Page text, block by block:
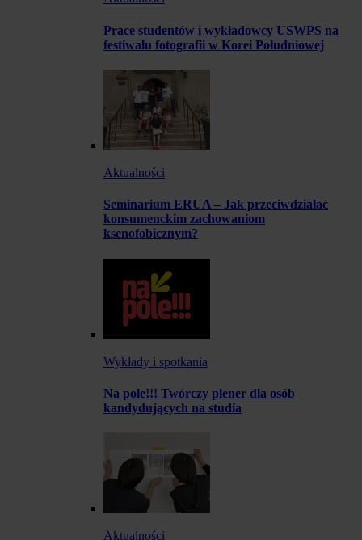
Prace studentów i wykładowcy USWPS na
festiwalu fotografii w Korei Południowej
Aktualności
Seminarium ERUA – Jak przeciwdziałać
konsumenckim zachowaniom
ksenofobicznym?
Wykłady i spotkania
Na pole!!! Twórczy plener dla osób
kandydujących na studia
Aktualności